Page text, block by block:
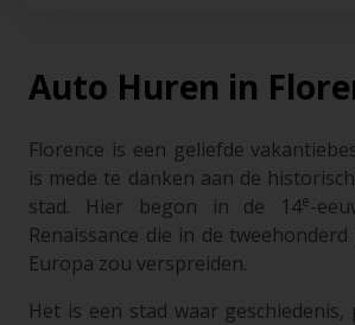
Auto Huren in
Florence is een geliefde
is mede te danken aan de
stad. Hier begon in de 14e-
Renaissance die in de
Europa zou verspreiden.
Het is een stad waar